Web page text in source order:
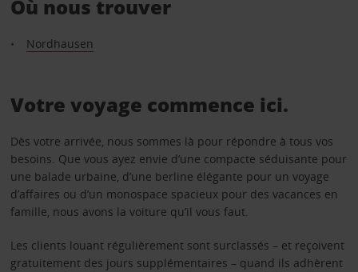
Où nous trouver
Nordhausen
Votre voyage commence ici.
Dès votre arrivée, nous sommes là pour répondre à tous vos
besoins. Que vous ayez envie d’une compacte séduisante pour
une balade urbaine, d’une berline élégante pour un voyage
d’affaires ou d’un monospace spacieux pour des vacances en
famille, nous avons la voiture qu’il vous faut.
Les clients louant régulièrement sont surclassés – et reçoivent
gratuitement des jours supplémentaires – quand ils adhèrent